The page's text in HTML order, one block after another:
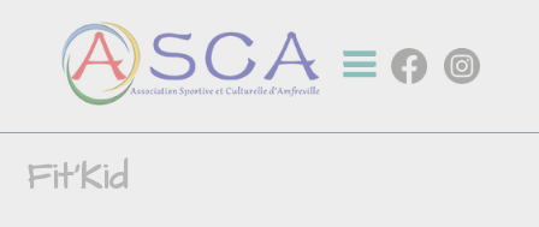
Fit'Kid